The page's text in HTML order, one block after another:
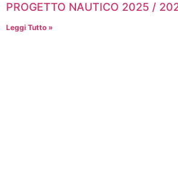
PROGETTO NAUTICO 2025 /
Leggi Tutto »